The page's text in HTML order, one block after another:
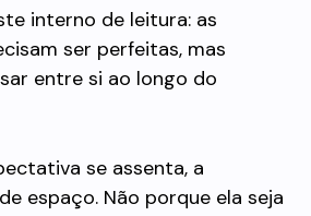
interno de leitura: as
ser perfeitas, mas
entre si ao longo do
se assenta, a
espaço. Não porque ela seja